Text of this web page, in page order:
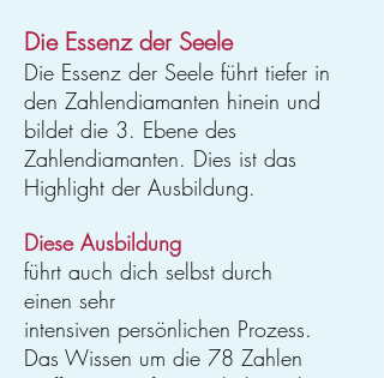
Die Essenz der Seele
Die Essenz der Seele führt tiefer in
den Zahlendiamanten hinein und
bildet die 3. Ebene des
Zahlendiamanten. Dies ist das
Highlight der Ausbildung.
Diese Ausbildung
führt auch dich selbst durch
einen sehr
intensiven persönlichen Prozess.
Das Wissen um die 78 Zahlen